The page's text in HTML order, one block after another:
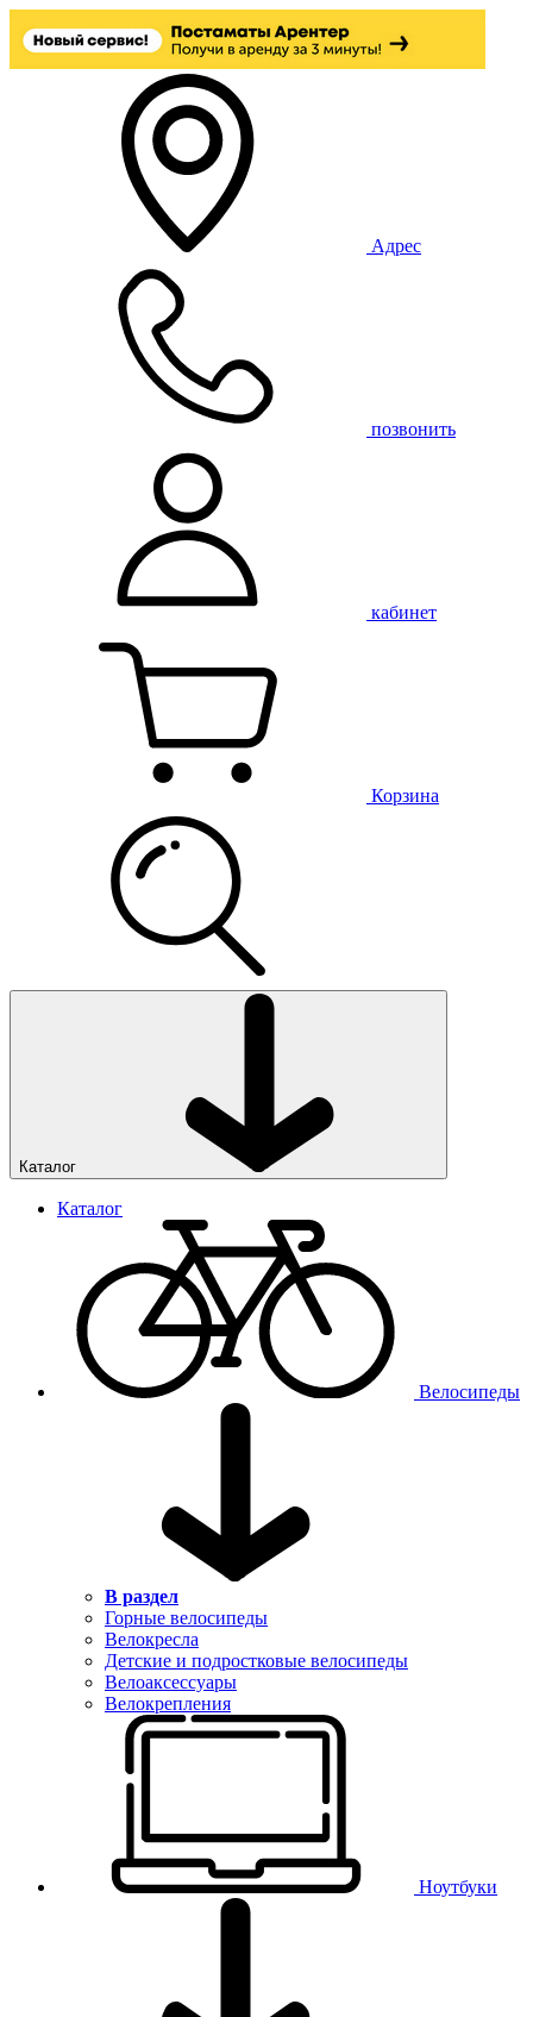
Адрес
позвонить
кабинет
Корзина
Каталог
Каталог
Велосипеды
В раздел
Горные велосипеды
Велокресла
Детские и подростковые велосипеды
Велоаксессуары
Велокрепления
Ноутбуки